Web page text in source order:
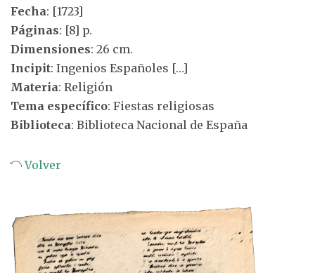
Fecha: [1723]
Páginas: [8] p.
Dimensiones: 26 cm.
Incipit: Ingenios Españoles […]
Materia: Religión
Tema específico: Fiestas religiosas
Biblioteca: Biblioteca Nacional de España
Volver